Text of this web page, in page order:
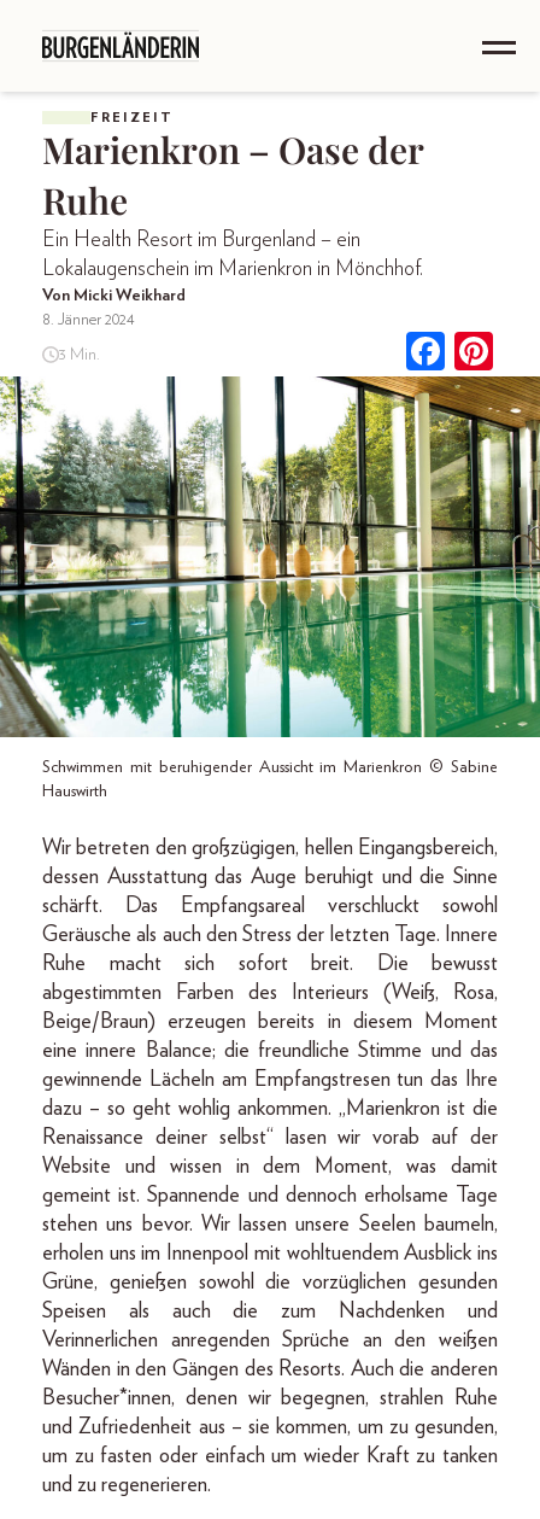
FREIZEIT
Marienkron – Oase der
Ruhe
Ein Health Resort im Burgenland – ein
Lokalaugenschein im Marienkron in Mönchhof.
Von Micki Weikhard
8. Jänner 2024
3 Min.
Schwimmen mit beruhigender Aussicht im Marienkron © Sabine
Hauswirth
Wir betreten den großzügigen, hellen Eingangsbereich,
dessen Ausstattung das Auge beruhigt und die Sinne
schärft. Das Empfangsareal verschluckt sowohl
Geräusche als auch den Stress der letzten Tage. Innere
Ruhe macht sich sofort breit. Die bewusst
abgestimmten Farben des Interieurs (Weiß, Rosa,
Beige/Braun) erzeugen bereits in diesem Moment
eine innere Balance; die freundliche Stimme und das
gewinnende Lächeln am Empfangstresen tun das Ihre
dazu – so geht wohlig ankommen. „Marienkron ist die
Renaissance deiner selbst“ lasen wir vorab auf der
Website und wissen in dem Moment, was damit
gemeint ist. Spannende und dennoch erholsame Tage
stehen uns bevor. Wir lassen unsere Seelen baumeln,
erholen uns im Innenpool mit wohltuendem Ausblick ins
Grüne, genießen sowohl die vorzüglichen gesunden
Speisen als auch die zum Nachdenken und
Verinnerlichen anregenden Sprüche an den weißen
Wänden in den Gängen des Resorts. Auch die anderen
Besucher*innen, denen wir begegnen, strahlen Ruhe
und Zufriedenheit aus – sie kommen, um zu gesunden,
um zu fasten oder einfach um wieder Kraft zu tanken
und zu regenerieren.